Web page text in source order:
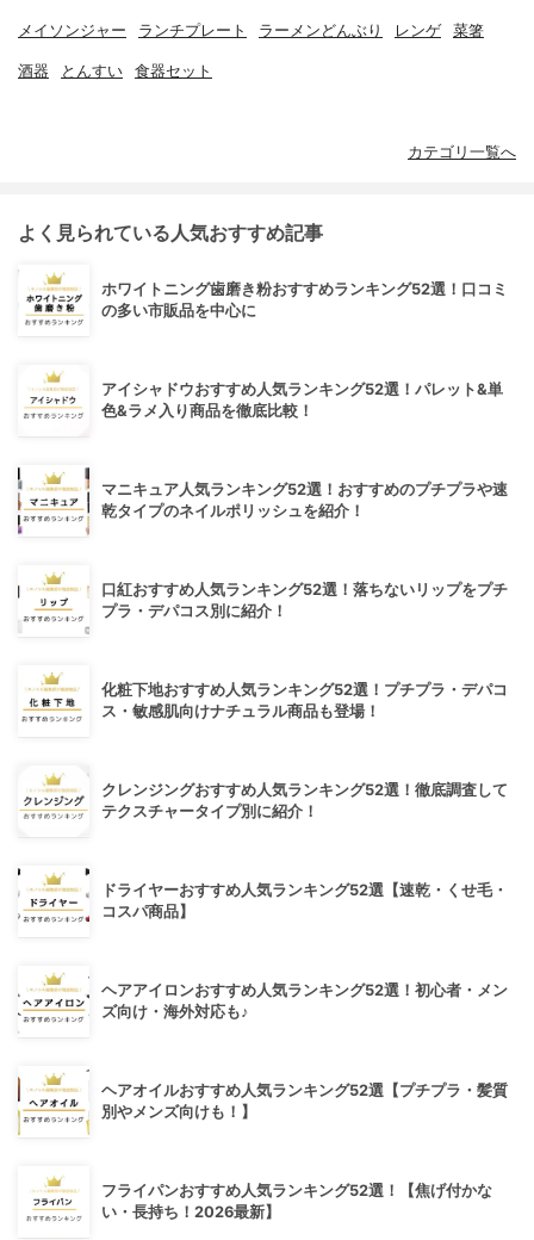
メイソンジャー ランチプレート ラーメンどんぶり レンゲ 菜箸
酒器 とんすい 食器セット
カテゴリ一覧へ
よく見られている人気おすすめ記事
ホワイトニング歯磨き粉おすすめランキング52選！口コミ
の多い市販品を中心に
アイシャドウおすすめ人気ランキング52選！パレット&単
色&ラメ入り商品を徹底比較！
マニキュア人気ランキング52選！おすすめのプチプラや速
乾タイプのネイルポリッシュを紹介！
口紅おすすめ人気ランキング52選！落ちないリップをプチ
プラ・デパコス別に紹介！
化粧下地おすすめ人気ランキング52選！プチプラ・デパコ
ス・敏感肌向けナチュラル商品も登場！
クレンジングおすすめ人気ランキング52選！徹底調査して
テクスチャータイプ別に紹介！
ドライヤーおすすめ人気ランキング52選【速乾・くせ毛・
コスパ商品】
ヘアアイロンおすすめ人気ランキング52選！初心者・メン
ズ向け・海外対応も♪
ヘアオイルおすすめ人気ランキング52選【プチプラ・髪質
別やメンズ向けも！】
フライパンおすすめ人気ランキング52選！【焦げ付かな
い・長持ち！2026最新】